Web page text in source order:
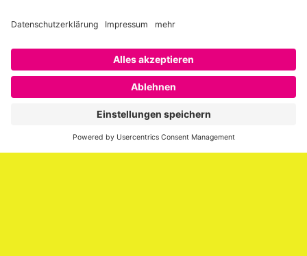
Über SAATKORN
SAATKORN ist der Blog von Gero Hesse. Seit 2009 schreibt
er über die Themen Employer Branding,